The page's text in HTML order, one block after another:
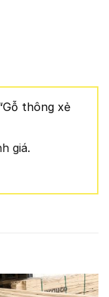
thông xẻ
giá.